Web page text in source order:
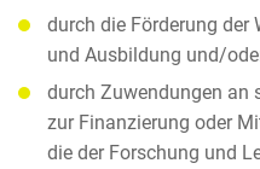
durch die Förderung der
und Ausbildung und/
durch Zuwendungen an
zur Finanzierung oder
die der Forschung und